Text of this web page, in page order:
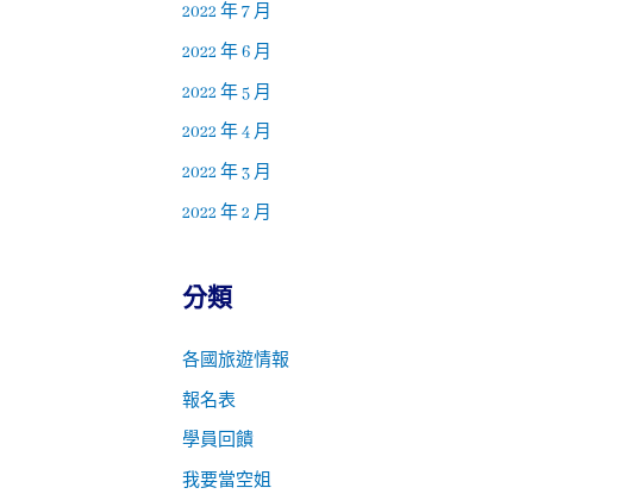
2022 年 7 月
2022 年 6 月
2022 年 5 月
2022 年 4 月
2022 年 3 月
2022 年 2 月
分類
各國旅遊情報
報名表
學員回饋
我要當空姐